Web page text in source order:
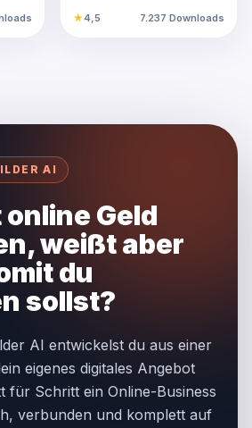
Berufseinsteiger!
langfristigen
★4,5 7.237 Downloads
AI
Geld
weißt aber
du
sollst?
AI entwickelst du aus einer
eigenes digitales Angebot
für Schritt ein Online-Business
verbunden und komplett auf